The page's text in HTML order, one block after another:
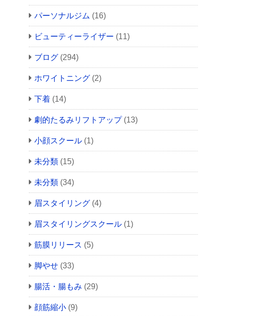
パーソナルジム (16)
ビューティーライザー (11)
ブログ (294)
ホワイトニング (2)
下着 (14)
劇的たるみリフトアップ(13)
小顔スクール (1)
未分類 (15)
未分類 (34)
眉スタイリング (4)
眉スタイリングスクール (1)
筋膜リリース (5)
脚やせ (33)
腸活・腸もみ (29)
顔筋縮小 (9)